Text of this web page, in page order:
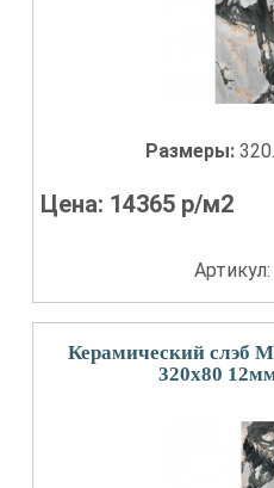
Размеры:
Цена: 14365 р/м2
Керамический слэб
320x80